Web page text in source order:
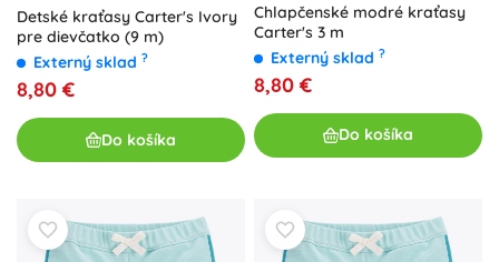
Detské kraťasy Carter's Ivory
pre dievčatko (9 m)
Externý sklad ?
8,80 €
Do košíka
Chlapčenské modré kraťasy
Carter's 3 m
Externý sklad ?
8,80 €
Do košíka